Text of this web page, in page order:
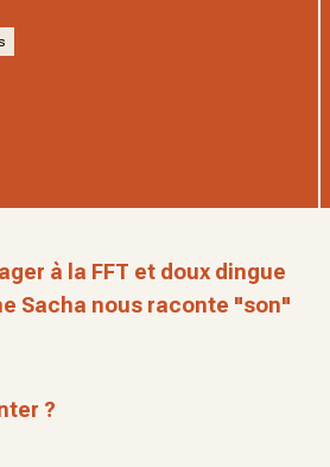
à la FFT et doux dingue
Sacha nous raconte "son"
?